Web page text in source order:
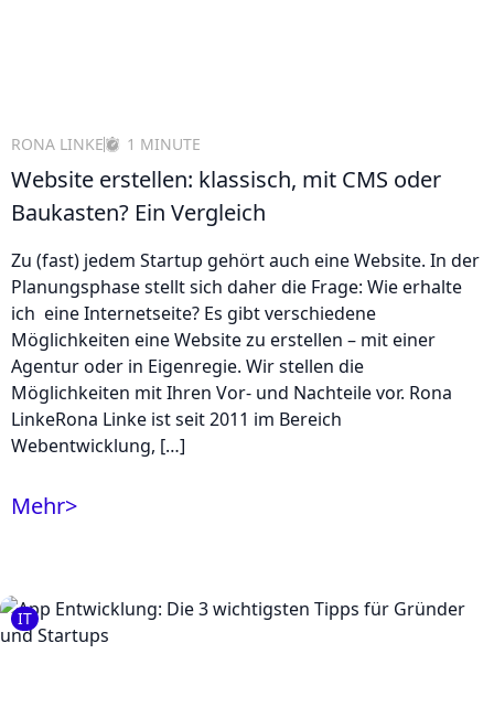
RONA LINKE 1 MINUTE
Website erstellen: klassisch, mit CMS oder
Baukasten? Ein Vergleich
Zu (fast) jedem Startup gehört auch eine Website. In der
Planungsphase stellt sich daher die Frage: Wie erhalte
ich eine Internetseite? Es gibt verschiedene
Möglichkeiten eine Website zu erstellen – mit einer
Agentur oder in Eigenregie. Wir stellen die
Möglichkeiten mit Ihren Vor- und Nachteile vor. Rona
LinkeRona Linke ist seit 2011 im Bereich
Webentwicklung, […]
Mehr>
IT